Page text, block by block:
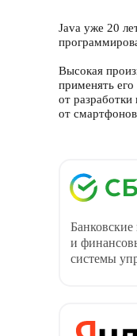
Java уже 20
Высокая
применять его
от
от
и
системы